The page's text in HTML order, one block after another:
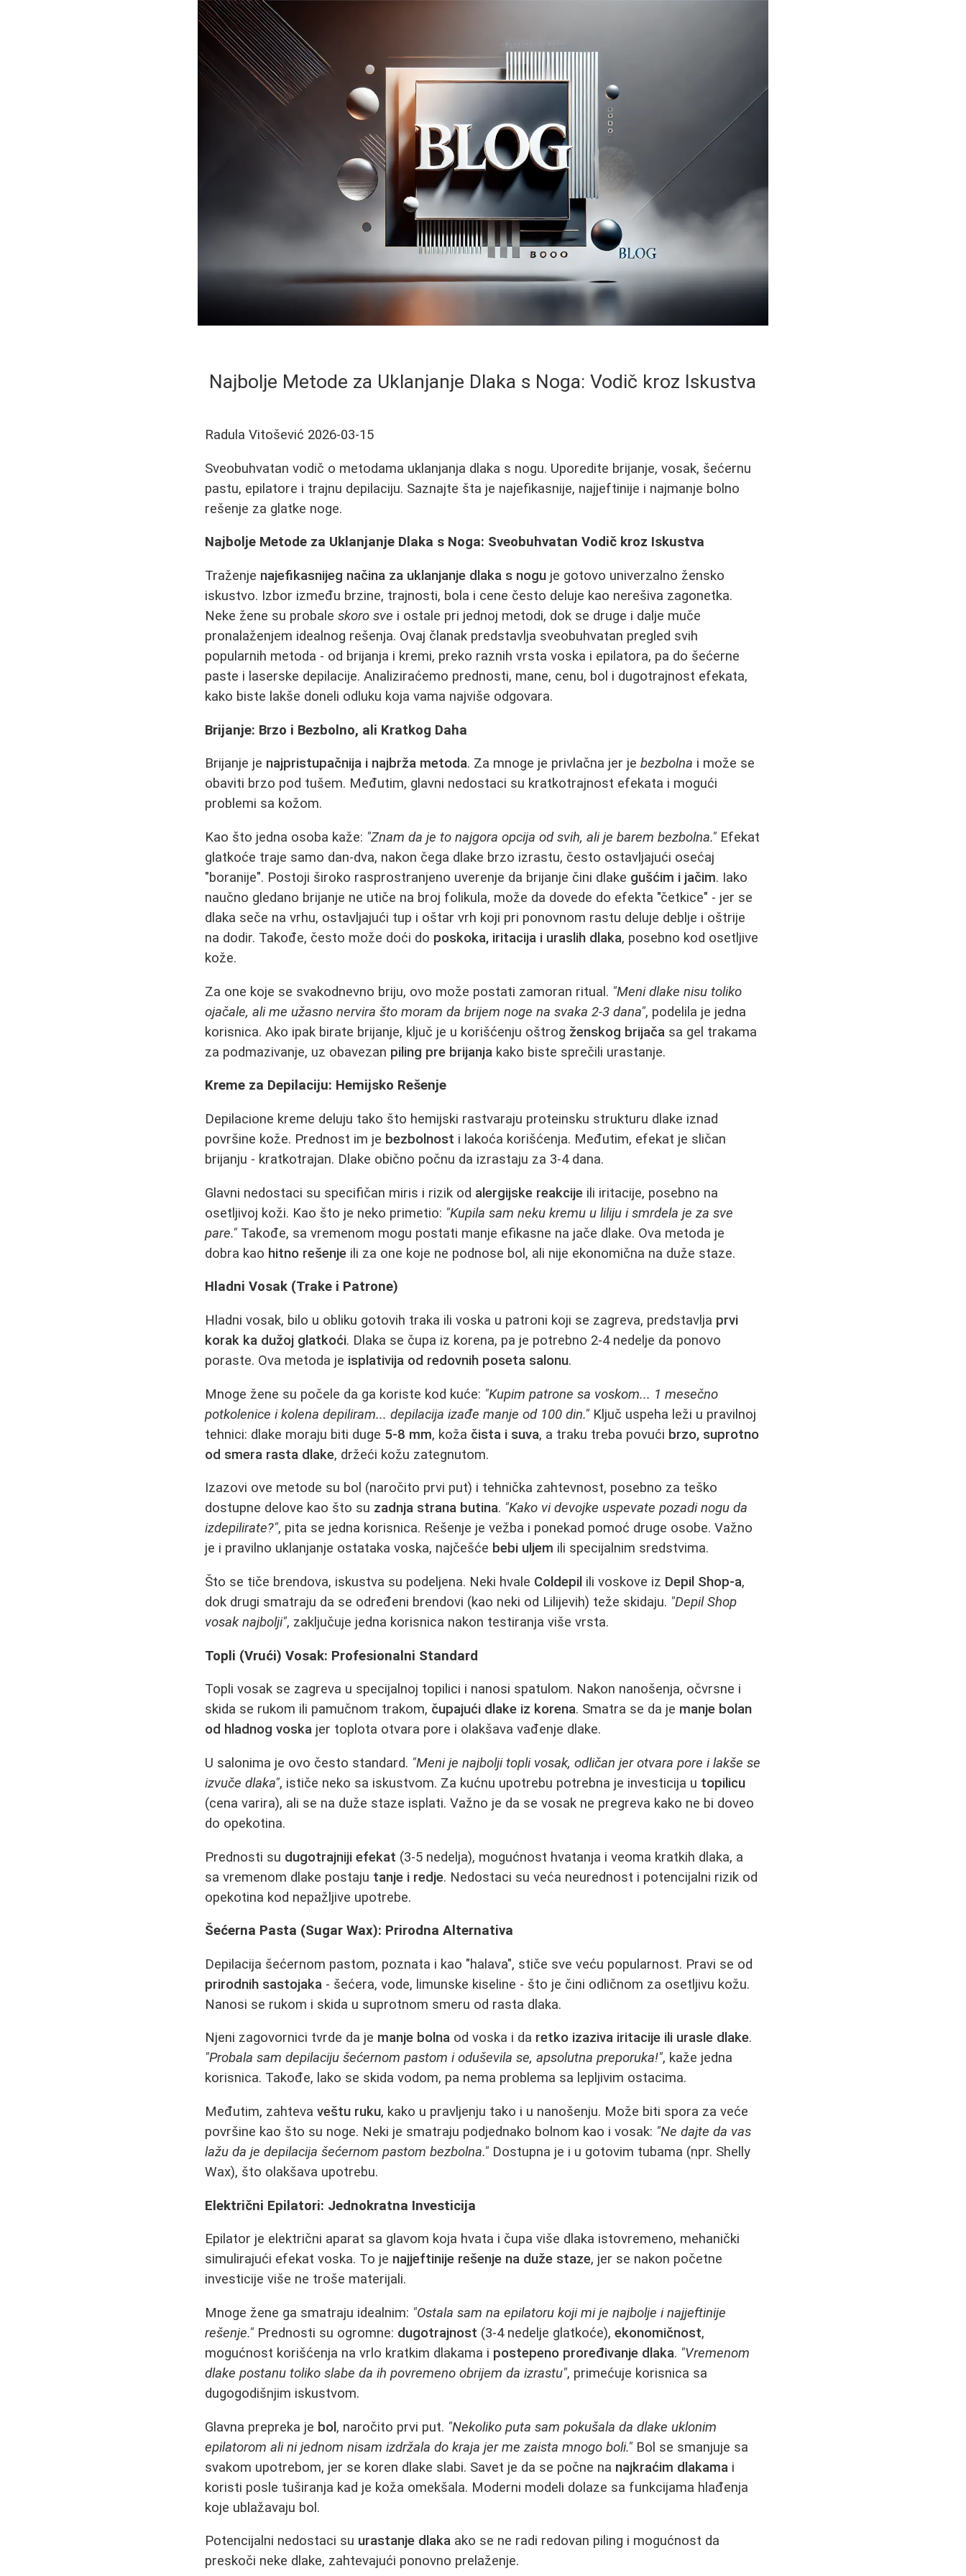
Najbolje Metode za Uklanjanje Dlaka s Noga: Vodič kroz Iskustva
Radula Vitošević 2026-03-15
Sveobuhvatan vodič o metodama uklanjanja dlaka s nogu. Uporedite brijanje, vosak, šećernu
pastu, epilatore i trajnu depilaciju. Saznajte šta je najefikasnije, najjeftinije i najmanje bolno
rešenje za glatke noge.
Najbolje Metode za Uklanjanje Dlaka s Noga: Sveobuhvatan Vodič kroz Iskustva
Traženje najefikasnijeg načina za uklanjanje dlaka s nogu je gotovo univerzalno žensko
iskustvo. Izbor između brzine, trajnosti, bola i cene često deluje kao nerešiva zagonetka.
Neke žene su probaleskoro sve i ostale pri jednoj metodi, dok se druge i dalje muče
pronalaženjem idealnog rešenja. Ovaj članak predstavlja sveobuhvatan pregled svih
popularnih metoda - od brijanja i kremi, preko raznih vrsta voska i epilatora, pa do šećerne
paste i laserske depilacije. Analiziraćemo prednosti, mane, cenu, bol i dugotrajnost efekata,
kako biste lakše doneli odluku koja vama najviše odgovara.
Brijanje: Brzo i Bezbolno, ali Kratkog Daha
Brijanje je najpristupačnija i najbrža metoda. Za mnoge je privlačna jer jebezbolna i može se
obaviti brzo pod tušem. Međutim, glavni nedostaci su kratkotrajnost efekata i mogući
problemi sa kožom.
Kao što jedna osoba kaže: "Znam da je to najgora opcija od svih, ali je barem bezbolna." Efekat
glatkoće traje samo dan-dva, nakon čega dlake brzo izrastu, često ostavljajući osećaj
"boranije". Postoji široko rasprostranjeno uverenje da brijanje čini dlake gušćim i jačim. Iako
naučno gledano brijanje ne utiče na broj folikula, može da dovede do efekta "četkice" - jer se
dlaka seče na vrhu, ostavljajući tup i oštar vrh koji pri ponovnom rastu deluje deblje i oštrije
na dodir. Takođe, često može doći do poskoka, iritacija i uraslih dlaka, posebno kod osetljive
kože.
Za one koje se svakodnevno briju, ovo može postati zamoran ritual. "Meni dlake nisu toliko
ojačale, ali me užasno nervira što moram da brijem noge na svaka 2-3 dana", podelila je jedna
korisnica. Ako ipak birate brijanje, ključ je u korišćenju oštrog ženskog brijača sa gel trakama
za podmazivanje, uz obavezan piling pre brijanja kako biste sprečili urastanje.
Kreme za Depilaciju: Hemijsko Rešenje
Depilacione kreme deluju tako što hemijski rastvaraju proteinsku strukturu dlake iznad
površine kože. Prednost im je bezbolnost i lakoća korišćenja. Međutim, efekat je sličan
brijanju - kratkotrajan. Dlake obično počnu da izrastaju za 3-4 dana.
Glavni nedostaci su specifičan miris i rizik od alergijske reakcije ili iritacije, posebno na
osetljivoj koži. Kao što je neko primetio: "Kupila sam neku kremu u liliju i smrdela je za sve
pare." Takođe, sa vremenom mogu postati manje efikasne na jače dlake. Ova metoda je
dobra kao hitno rešenje ili za one koje ne podnose bol, ali nije ekonomična na duže staze.
Hladni Vosak (Trake i Patrone)
Hladni vosak, bilo u obliku gotovih traka ili voska u patroni koji se zagreva, predstavlja prvi
korak ka dužoj glatkoći. Dlaka se čupa iz korena, pa je potrebno 2-4 nedelje da ponovo
poraste. Ova metoda je isplativija od redovnih poseta salonu.
Mnoge žene su počele da ga koriste kod kuće: "Kupim patrone sa voskom... 1 mesečno
potkolenice i kolena depiliram... depilacija izađe manje od 100 din." Ključ uspeha leži u pravilnoj
tehnici: dlake moraju biti duge 5-8 mm, koža čista i suva, a traku treba povući brzo, suprotno
od smera rasta dlake, držeći kožu zategnutom.
Izazovi ove metode su bol (naročito prvi put) i tehnička zahtevnost, posebno za teško
dostupne delove kao što su zadnja strana butina. "Kako vi devojke uspevate pozadi nogu da
izdepilirate?", pita se jedna korisnica. Rešenje je vežba i ponekad pomoć druge osobe. Važno
je i pravilno uklanjanje ostataka voska, najčešće bebi uljem ili specijalnim sredstvima.
Što se tiče brendova, iskustva su podeljena. Neki hvale Coldepil ili voskove iz Depil Shop-a,
dok drugi smatraju da se određeni brendovi (kao neki od Lilijevih) teže skidaju. "Depil Shop
vosak najbolji", zaključuje jedna korisnica nakon testiranja više vrsta.
Topli (Vrući) Vosak: Profesionalni Standard
Topli vosak se zagreva u specijalnoj topilici i nanosi spatulom. Nakon nanošenja, očvrsne i
skida se rukom ili pamučnom trakom, čupajući dlake iz korena. Smatra se da je manje bolan
od hladnog voska jer toplota otvara pore i olakšava vađenje dlake.
U salonima je ovo često standard. "Meni je najbolji topli vosak, odličan jer otvara pore i lakše se
izvuče dlaka", ističe neko sa iskustvom. Za kućnu upotrebu potrebna je investicija u topilicu
(cena varira), ali se na duže staze isplati. Važno je da se vosak ne pregreva kako ne bi doveo
do opekotina.
Prednosti su dugotrajniji efekat (3-5 nedelja), mogućnost hvatanja i veoma kratkih dlaka, a
sa vremenom dlake postaju tanje i redje. Nedostaci su veća neurednost i potencijalni rizik od
opekotina kod nepažljive upotrebe.
Šećerna Pasta (Sugar Wax): Prirodna Alternativa
Depilacija šećernom pastom, poznata i kao "halava", stiče sve veću popularnost. Pravi se od
prirodnih sastojaka - šećera, vode, limunske kiseline - što je čini odličnom za osetljivu kožu.
Nanosi se rukom i skida u suprotnom smeru od rasta dlaka.
Njeni zagovornici tvrde da je manje bolna od voska i da retko izaziva iritacije ili urasle dlake.
"Probala sam depilaciju šećernom pastom i oduševila se, apsolutna preporuka!", kaže jedna
korisnica. Takođe, lako se skida vodom, pa nema problema sa lepljivim ostacima.
Međutim, zahtevaveštu ruku, kako u pravljenju tako i u nanošenju. Može biti spora za veće
površine kao što su noge. Neki je smatraju podjednako bolnom kao i vosak: "Ne dajte da vas
lažu da je depilacija šećernom pastom bezbolna." Dostupna je i u gotovim tubama (npr. Shelly
Wax), što olakšava upotrebu.
Električni Epilatori: Jednokratna Investicija
Epilator je električni aparat sa glavom koja hvata i čupa više dlaka istovremeno, mehanički
simulirajući efekat voska. To je najjeftinije rešenje na duže staze, jer se nakon početne
investicije više ne troše materijali.
Mnoge žene ga smatraju idealnim: "Ostala sam na epilatoru koji mi je najbolje i najjeftinije
rešenje." Prednosti su ogromne: dugotrajnost (3-4 nedelje glatkoće),ekonomičnost,
mogućnost korišćenja na vrlo kratkim dlakama i postepeno proređivanje dlaka. "Vremenom
dlake postanu toliko slabe da ih povremeno obrijem da izrastu", primećuje korisnica sa
dugogodišnjim iskustvom.
Glavna prepreka je bol , naročito prvi put. "Nekoliko puta sam pokušala da dlake uklonim
epilatorom ali ni jednom nisam izdržala do kraja jer me zaista mnogo boli." Bol se smanjuje sa
svakom upotrebom, jer se koren dlake slabi. Savet je da se počne na najkraćim dlakama i
koristi posle tuširanja kad je koža omekšala. Moderni modeli dolaze sa funkcijama hlađenja
koje ublažavaju bol.
Potencijalni nedostaci su urastanje dlaka ako se ne radi redovan piling i mogućnost da
preskoči neke dlake, zahtevajući ponovno prelaženje.